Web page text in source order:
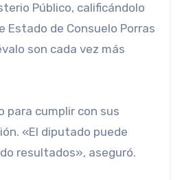
Público, calificándolo
de Consuelo Porras
son cada vez más
para cumplir con sus
«El diputado puede
resultados», aseguró.